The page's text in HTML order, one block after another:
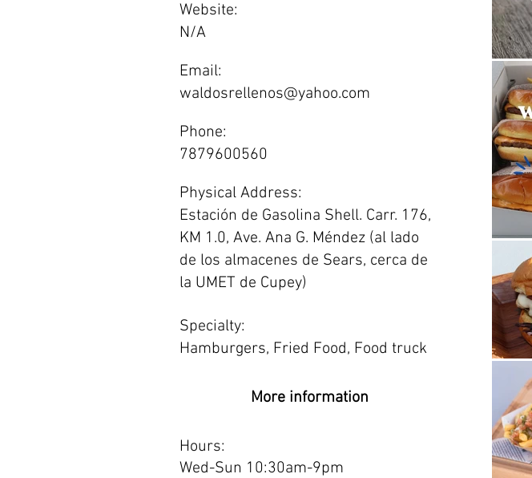
Website:
N/A
Email:
waldosrellenos@yahoo.com
Phone:
7879600560
Physical Address:
Estación de Gasolina Shell. Carr. 176,
KM 1.0, Ave. Ana G. Méndez (al lado
de los almacenes de Sears, cerca de
la UMET de Cupey)
Specialty:
Hamburgers, Fried Food, Food truck
More information
Hours:
Wed-Sun 10:30am-9pm